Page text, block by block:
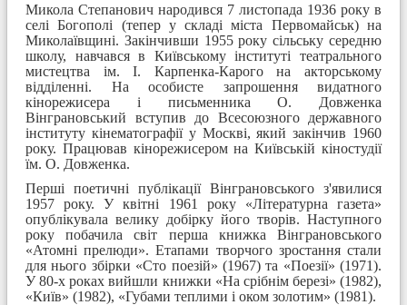
Микола Степанович народився 7 листопада 1936 року в
селі Богополі (тепер у складі міста Первомайськ) на
Миколаївщині. Закінчивши 1955 року сільську середню
школу, навчався в Київському інституті театрального
мистецтва ім. І. Карпенка-Карого на акторському
відділенні. Нa особисте запрошення видатного
кінорежисера і письменника О. Довженка
Вінграновський вступив до Всесоюзного державного
інституту кінематографії у Москві, який закінчив 1960
року. Працював кінорежисером на Київській кіностудії
їм. О. Довженка.
Перші поетичні публікації Вінграновського з'явилися
1957 року. У квітні 1961 року «Літературна газета»
опублікувала велику добірку його творів. Наступного
року побачила світ перша книжка Вінграновського
«Атомні прелюди». Етапами творчого зростання стали
для нього збірки «Сто поезій» (1967) та «Поезії» (1971).
У 80-х роках вийшли книжки «На срібнім березі» (1982),
«Київ» (1982), «Губами теплими і оком золотим» (1981).